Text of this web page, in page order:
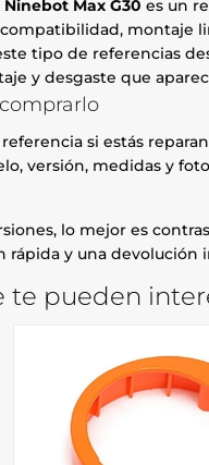
Max G30 es un
montaje
tipo de referencias
y desgaste que
si estás
versión, medidas y
lo mejor es
y una devolución
te pueden